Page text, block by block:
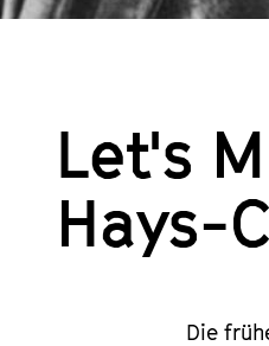
Let's
Hays-
Die